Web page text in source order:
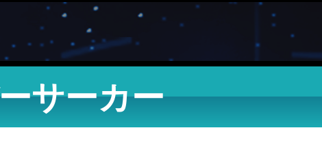
サーカー